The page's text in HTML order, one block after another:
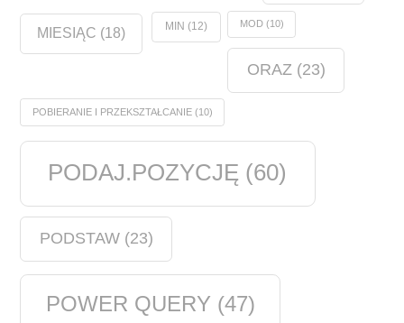
MIESIĄC (18) MIN (12) MOD(10)
ORAZ(23)
POBIERANIE I PRZEKSZTAŁCANIE(10)
PODAJ.POZYCJĘ (60)
PODSTAW(23)
POWER QUERY (47)